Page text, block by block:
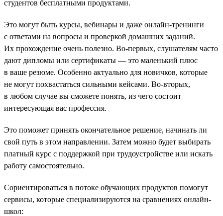
студентов бесплатными продуктами.
Это могут быть курсы, вебинары и даже онлайн-тренинги
с ответами на вопросы и проверкой домашних заданий.
Их прохождение очень полезно. Во-первых, слушателям часто
дают дипломы или сертификаты — это маленький плюс
в ваше резюме. Особенно актуально для новичков, которые
не могут похвастаться сильными кейсами. Во-вторых,
в любом случае вы сможете понять, из чего состоит
интересующая вас профессия.
Это поможет принять окончательное решение, начинать ли
свой путь в этом направлении. Затем можно будет выбирать
платный курс с поддержкой при трудоустройстве или искать
работу самостоятельно.
Сориентироваться в потоке обучающих продуктов помогут
сервисы, которые специализируются на сравнениях онлайн-
школ: